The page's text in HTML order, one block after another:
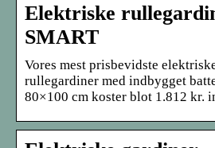
Elektriske
SMART
Vores mest prisbevidste
rullegardiner med indbygget
80×100 cm koster blot 1.812 kr.